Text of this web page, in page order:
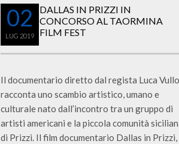
02
LUG 2019
DALLAS IN PRIZZI IN
CONCORSO AL TAORMINA
FILM FEST
Il documentario diretto dal regista Luca Vullo
racconta uno scambio artistico, umano e
culturale nato dall’incontro tra un gruppo di
artisti americani e la piccola comunità
di Prizzi. Il film documentario Dallas in Prizzi,